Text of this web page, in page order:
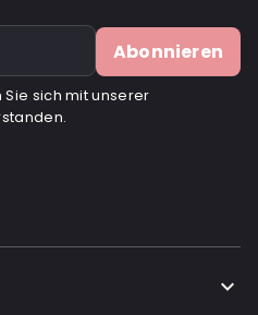
Abonnieren
sich mit unserer